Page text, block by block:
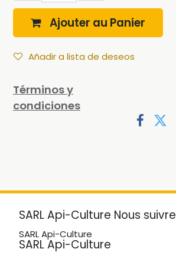
Ajouter au Panier
Añadir a lista de deseos
Términos y
condiciones
SARL Api-Culture Nous suivre
SARL Api-Culture
SARL Api-Culture